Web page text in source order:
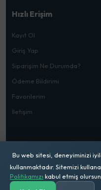
Hızlı Erişim
Kayıt Ol
Giriş Yap
Siparişim Ne Durumda?
Ödeme Bildirimi
Favorilerim
İletişim
© 2026Mehmet
Bu web sitesi, deneyiminizi
kullanmaktadır. Sitemizi
Politikamızı kabul etmiş